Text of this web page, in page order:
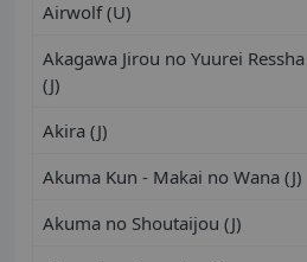
Airwolf (U)
Akagawa Jirou no Yuurei Ressha
(J)
Akira (J)
Akuma Kun - Makai no Wana (J)
Akuma no Shoutaijou (J)